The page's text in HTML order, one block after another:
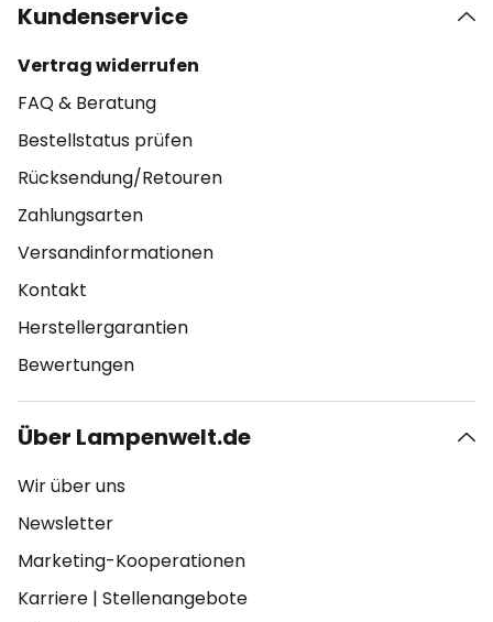
Kundenservice
Vertrag widerrufen
FAQ & Beratung
Bestellstatus prüfen
Rücksendung/Retouren
Zahlungsarten
Versandinformationen
Kontakt
Herstellergarantien
Bewertungen
Über Lampenwelt.de
Wir über uns
Newsletter
Marketing-Kooperationen
Karriere | Stellenangebote